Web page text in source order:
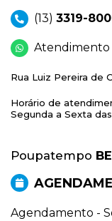
(13) 3319-
Atendimento
Rua Luiz Pereira de
Horário de
Segunda a Sexta
Poupatempo
Agendamento -